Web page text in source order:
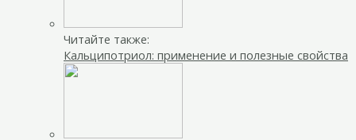
Читайте также:
Кальципотриол: применение и полезные свойства